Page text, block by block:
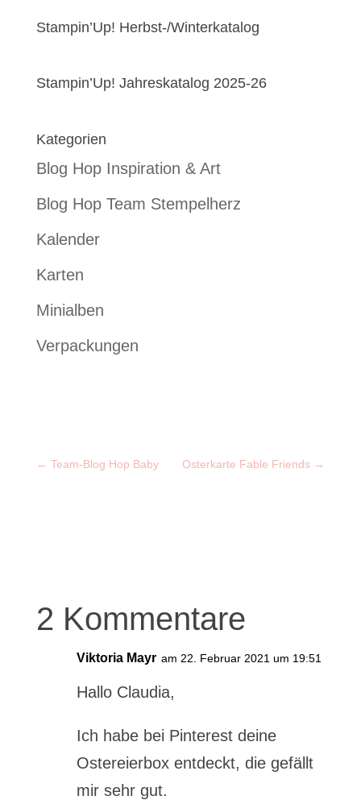
Stampin’Up! Herbst-/Winterkatalog
Stampin’Up! Jahreskatalog 2025-26
Kategorien
Blog Hop Inspiration & Art
Blog Hop Team Stempelherz
Kalender
Karten
Minialben
Verpackungen
← Team-Blog Hop Baby Osterkarte Fable Friends →
2 Kommentare
Viktoria Mayr am 22. Februar 2021 um 19:51
Hallo Claudia,
Ich habe bei Pinterest deine
Ostereierbox entdeckt, die gefällt
mir sehr gut.